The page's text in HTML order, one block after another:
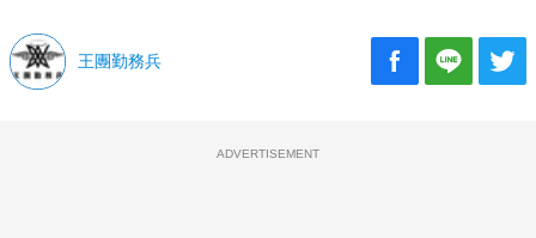
王團勤務兵
ADVERTISEMENT